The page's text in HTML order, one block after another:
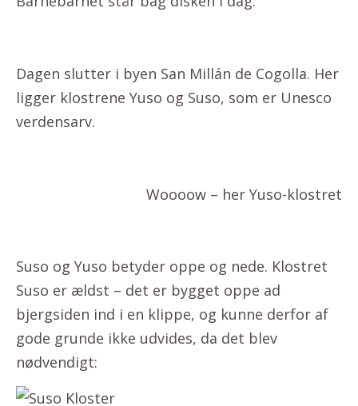
Dagen slutter i byen San Millán de Cogolla. Her
ligger klostrene Yuso og Suso, som er Unesco
verdensarv.
Woooow – her Yuso-klostret
Suso og Yuso betyder oppe og nede. Klostret
Suso er ældst – det er bygget oppe ad
bjergsiden ind i en klippe, og kunne derfor af
gode grunde ikke udvides, da det blev
nødvendigt: